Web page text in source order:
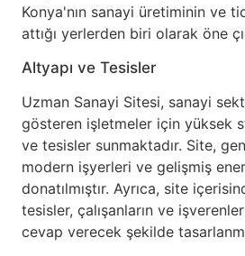
Konya'nın sanayi üretiminin ve
attığı yerlerden biri olarak öne
Altyapı ve Tesisler
Uzman Sanayi Sitesi, sanayi
gösteren işletmeler için yüksek
ve tesisler sunmaktadır. Site,
modern işyerleri ve gelişmiş
donatılmıştır. Ayrıca, site
tesisler, çalışanların ve
cevap verecek şekilde